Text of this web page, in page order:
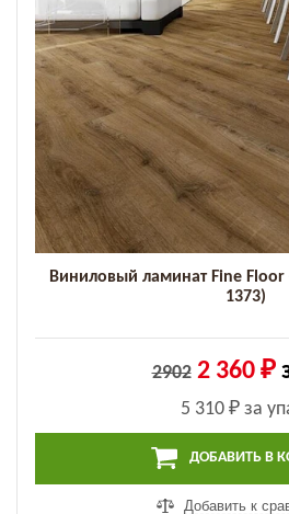
Виниловый ламинат Fine Floor
1373)
2902 2 360 ₽
5 310 ₽ за
ДОБАВИТЬ В
Добавить к